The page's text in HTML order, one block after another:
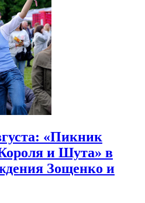
«Пикник
и Шута» в
Зощенко и